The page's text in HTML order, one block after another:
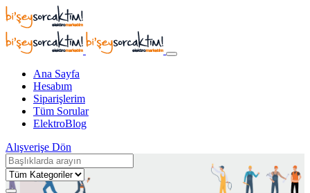
Ana Sayfa
Hesabım
Siparişlerim
Tüm Sorular
ElektroBlog
Alışverişe Dön